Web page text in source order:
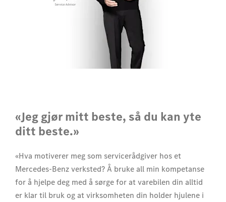
«Jeg gjør mitt beste, så du kan yte
ditt beste.»
«Hva motiverer meg som servicerådgiver hos et
Mercedes-Benz verksted? Å bruke all min kompetanse
for å hjelpe deg med å sørge for at varebilen din alltid
er klar til bruk og at virksomheten din holder hjulene i